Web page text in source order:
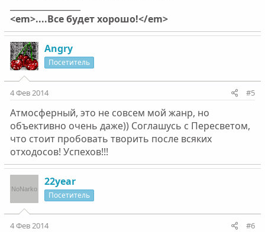
<em>....Все будет хорошо!</em>
Angry
Посетитель
4 Фев 2014 #5
Атмосферный, это не совсем мой жанр, но
объективно очень даже)) Соглашусь с Пересветом,
что стоит пробовать творить после всяких
отходосов! Успехов!!!
22year
Посетитель
4 Фев 2014 #6